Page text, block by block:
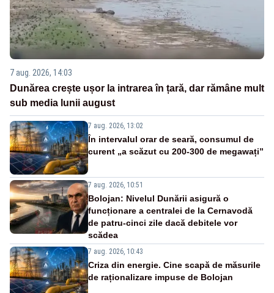
7 aug. 2026, 14:03
Dunărea crește ușor la intrarea în țară, dar rămâne mult
sub media lunii august
7 aug. 2026, 13:02
În intervalul orar de seară, consumul de
curent „a scăzut cu 200-300 de megawați”
7 aug. 2026, 10:51
Bolojan: Nivelul Dunării asigură o
funcționare a centralei de la Cernavodă
de patru-cinci zile dacă debitele vor
scădea
7 aug. 2026, 10:43
Criza din energie. Cine scapă de măsurile
de raționalizare impuse de Bolojan